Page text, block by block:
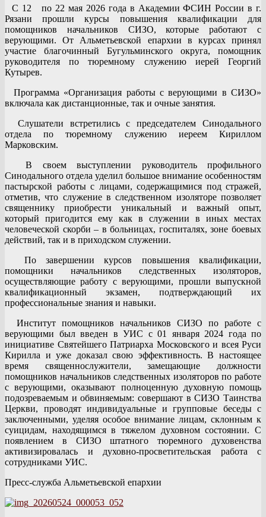
С 12 по 22 мая 2026 года в Академии ФСИН России в г.
Рязани прошли курсы повышения квалификации для
помощников начальников СИЗО, которые работают с
верующими. От Альметьевской епархии в курсах принял
участие благочинный Бугульминского округа, помощник
руководителя по тюремному служению иерей Георгий
Кутырев.
Программа «Организация работы с верующими в СИЗО»
включала как дистанционные, так и очные занятия.
Слушатели встретились с председателем Синодального
отдела по тюремному служению иереем Кириллом
Марковским.
В своем выступлении руководитель профильного
Синодального отдела уделил большое внимание особенностям
пастырской работы с лицами, содержащимися под стражей,
отметив, что служение в следственном изоляторе позволяет
священнику приобрести уникальный и важный опыт,
который пригодится ему как в служении в иных местах
человеческой скорби – в больницах, госпиталях, зоне боевых
действий, так и в приходском служении.
По завершении курсов повышения квалификации,
помощники начальников следственных изоляторов,
осуществляющие работу с верующими, прошли выпускной
квалификационный экзамен, подтверждающий их
профессиональные знания и навыки.
Институт помощников начальников СИЗО по работе с
верующими был введен в УИС с 01 января 2024 года по
инициативе Святейшего Патриарха Московского и всея Руси
Кирилла и уже доказал свою эффективность. В настоящее
время священнослужители, замещающие должности
помощников начальников следственных изоляторов по работе
с верующими, оказывают полноценную духовную помощь
подозреваемым и обвиняемым: совершают в СИЗО Таинства
Церкви, проводят индивидуальные и групповые беседы с
заключенными, уделяя особое внимание лицам, склонным к
суицидам, находящимся в тяжелом духовном состоянии. С
появлением в СИЗО штатного тюремного духовенства
активизировалась и духовно-просветительская работа с
сотрудниками УИС.
Пресс-служба Альметьевской епархии